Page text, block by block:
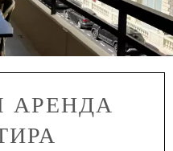
АРЕНДА